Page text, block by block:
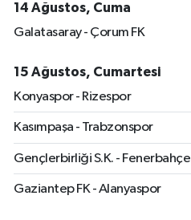
14 Ağustos, Cuma
Galatasaray - Çorum FK
15 Ağustos, Cumartesi
Konyaspor - Rizespor
Kasımpaşa - Trabzonspor
Gençlerbirliği S.K. - Fenerbahçe
Gaziantep FK - Alanyaspor